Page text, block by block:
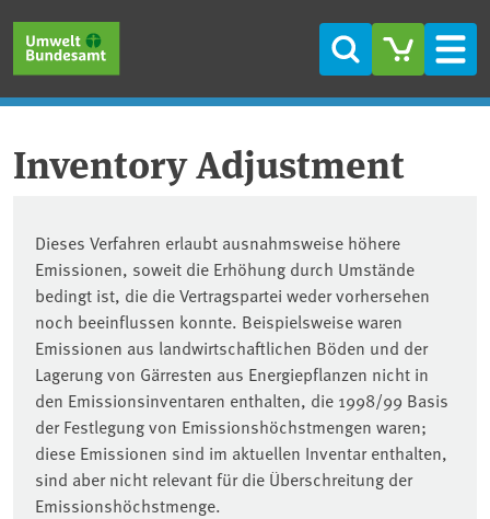
Suche
Inventory Adjustment
Dieses Verfahren erlaubt ausnahmsweise höhere
Emissionen, soweit die Erhöhung durch Umstände
bedingt ist, die die Vertragspartei weder vorhersehen
noch beeinflussen konnte. Beispielsweise waren
Emissionen aus landwirtschaftlichen Böden und der
Lagerung von Gärresten aus Energiepflanzen nicht in
den Emissionsinventaren enthalten, die 1998/99 Basis
der Festlegung von Emissionshöchstmengen waren;
diese Emissionen sind im aktuellen Inventar enthalten,
sind aber nicht relevant für die Überschreitung der
Emissionshöchstmenge.